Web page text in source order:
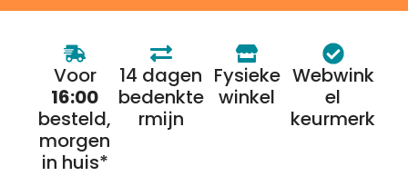
Voor
16:00
besteld,
morgen
in huis*
14 dagen
bedenkte
rmijn
Fysieke
winkel
Webwink
el
keurmerk